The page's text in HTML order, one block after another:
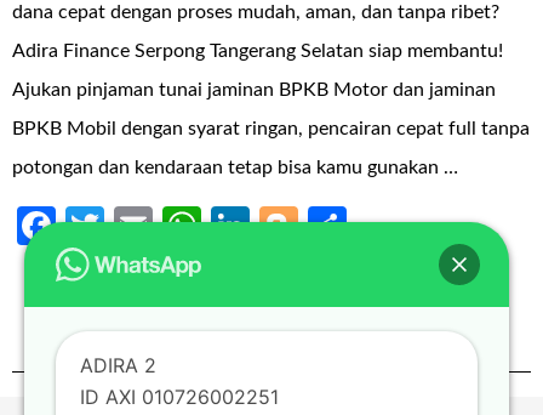
dana cepat dengan proses mudah, aman, dan tanpa ribet?
Adira Finance Serpong Tangerang Selatan siap membantu!
Ajukan pinjaman tunai jaminan BPKB Motor dan jaminan
BPKB Mobil dengan syarat ringan, pencairan cepat full tanpa
potongan dan kendaraan tetap bisa kamu gunakan …
Facebook
Twitter
EmailWhatsApp
LinkedIn
Blogger
Share
ADIRA 2
ID AXI 010726002251